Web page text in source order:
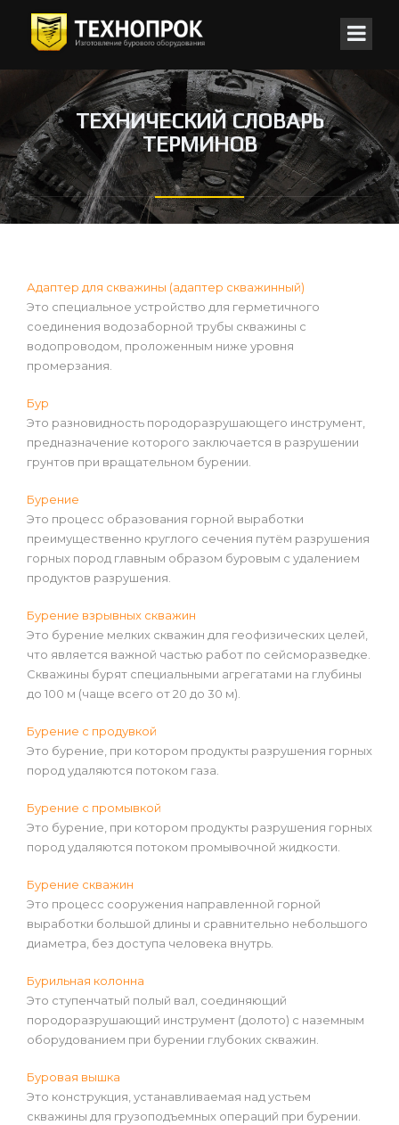
ТЕХНИЧЕСКИЙ СЛОВАРЬ
ТЕРМИНОВ
Адаптер для скважины (адаптер скважинный)
Это специальное устройство для герметичного
соединения водозаборной трубы скважины с
водопроводом, проложенным ниже уровня
промерзания.
Бур
Это разновидность породоразрушающего инструмент,
предназначение которого заключается в разрушении
грунтов при вращательном бурении.
Бурение
Это процесс образования горной выработки
преимущественно круглого сечения путём разрушения
горных пород главным образом буровым с удалением
продуктов разрушения.
Бурение взрывных скважин
Это бурение мелких скважин для геофизических целей,
что является важной частью работ по сейсморазведке.
Скважины бурят специальными агрегатами на глубины
до 100 м (чаще всего от 20 до 30 м).
Бурение с продувкой
Это бурение, при котором продукты разрушения горных
пород удаляются потоком газа.
Бурение с промывкой
Это бурение, при котором продукты разрушения горных
пород удаляются потоком промывочной жидкости.
Бурение скважин
Это процесс сооружения направленной горной
выработки большой длины и сравнительно небольшого
диаметра, без доступа человека внутрь.
Бурильная колонна
Это ступенчатый полый вал, соединяющий
породоразрушающий инструмент (долото) с наземным
оборудованием при бурении глубоких скважин.
Буровая вышка
Это конструкция, устанавливаемая над устьем
скважины для грузоподъемных операций при бурении.